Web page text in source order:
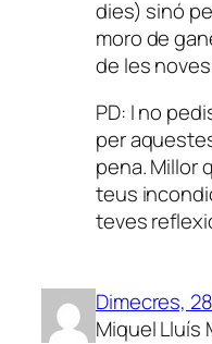
dies) sinó
moro de
de les
PD: I no
per
pena. Millor
teus
teves
Dimecres,
Miquel Lluís